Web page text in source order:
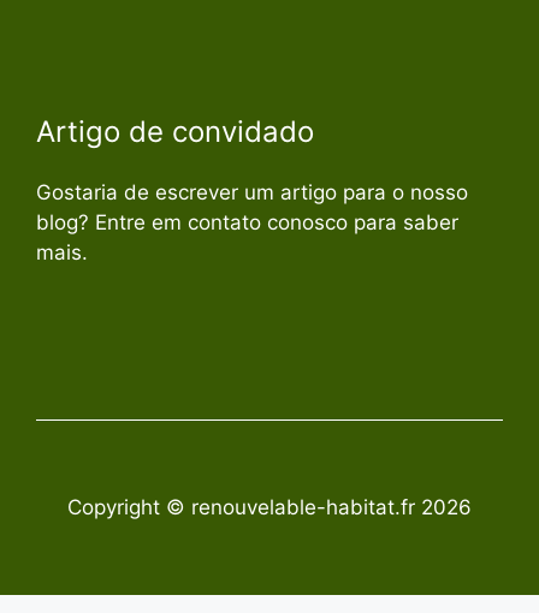
Artigo de convidado
Gostaria de escrever um artigo para o nosso
blog? Entre em contato conosco para saber
mais.
Copyright © renouvelable-habitat.fr 2026